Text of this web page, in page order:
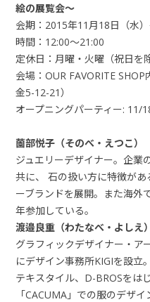
絵の展覧会～
会期：2015年11月18日（水）
時間：12:00～21:00
定休日：月曜・火曜（祝日を
会場：OUR FAVORITE
金5-12-21）
オープニングパーティー: 11/
薗部悦子（そのべ・えつこ）
ジュエリーデザイナー。企業
共に、 石の扱い方に特徴が
ーブランドを展開。また海外
年参加している。
渡邉良重（わたなべ・よしえ）
グラフィックデザイナー・ア
にデザイン事務所KIGIを設立
テキスタイル、D-BROSをは
「CACUMA」での服のデザイ